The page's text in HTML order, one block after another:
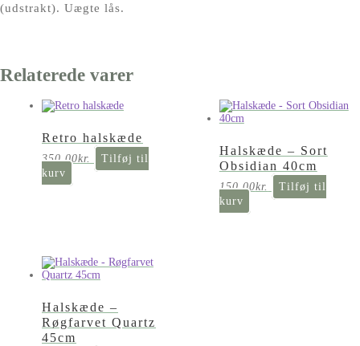
(udstrakt). Uægte lås.
Relaterede varer
Retro halskæde
350,00kr.
Tilføj til
kurv
Halskæde – Sort
Obsidian 40cm
150,00kr.
Tilføj til
kurv
Halskæde –
Røgfarvet Quartz
45cm